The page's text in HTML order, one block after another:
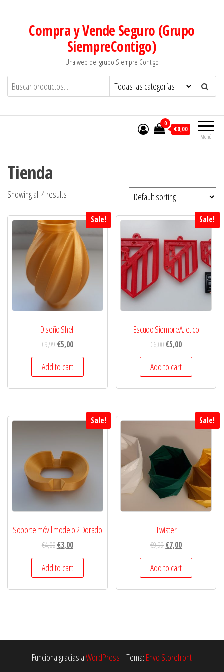
Compra y Vende Seguro (Grupo
SiempreContigo)
Una web del grupo Siempre Contigo
Menú
0
€0,00
Tienda
Showing all 4 results
Sale!
Diseño Shell
€9,99€5,00
Add to cart
Sale!
Escudo SiempreAtletico
€6,00€5,00
Add to cart
Sale!
Soporte móvil modelo 2 Dorado
€4,00€3,00
Add to cart
Sale!
Twister
€9,99€7,00
Add to cart
Funciona gracias aWordPress | Tema: Envo Storefront